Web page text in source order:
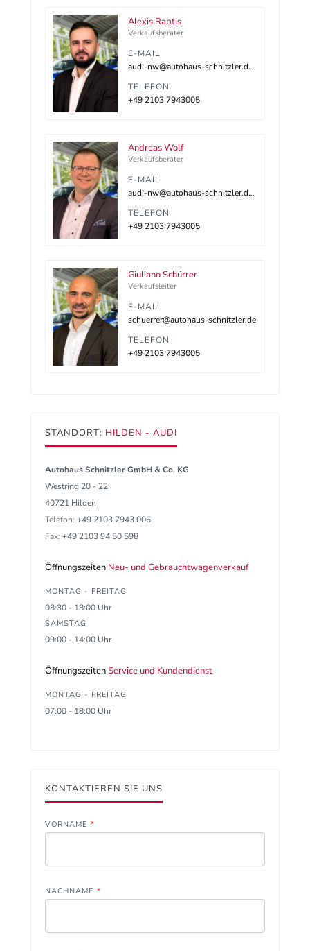
Alexis Raptis
Verkaufsberater
E-MAIL
audi-nw@autohaus-schnitzler.dealerdesk.de
TELEFON
+49 2103 7943005
Andreas Wolf
Verkaufsberater
E-MAIL
audi-nw@autohaus-schnitzler.dealerdesk.de
TELEFON
+49 2103 7943005
Giuliano Schürrer
Verkaufsleiter
E-MAIL
schuerrer@autohaus-schnitzler.de
TELEFON
+49 2103 7943005
STANDORT: HILDEN - AUDI
Autohaus Schnitzler GmbH & Co. KG
Westring 20 - 22
40721 Hilden
Telefon: +49 2103 7943 006
Fax: +49 2103 94 50 598
Öffnungszeiten Neu- und Gebrauchtwagenverkauf
MONTAG - FREITAG
08:30 - 18:00 Uhr
SAMSTAG
09:00 - 14:00 Uhr
ÖffnungszeitenService und Kundendienst
MONTAG - FREITAG
07:00 - 18:00 Uhr
KONTAKTIEREN SIE UNS
VORNAME *
NACHNAME *